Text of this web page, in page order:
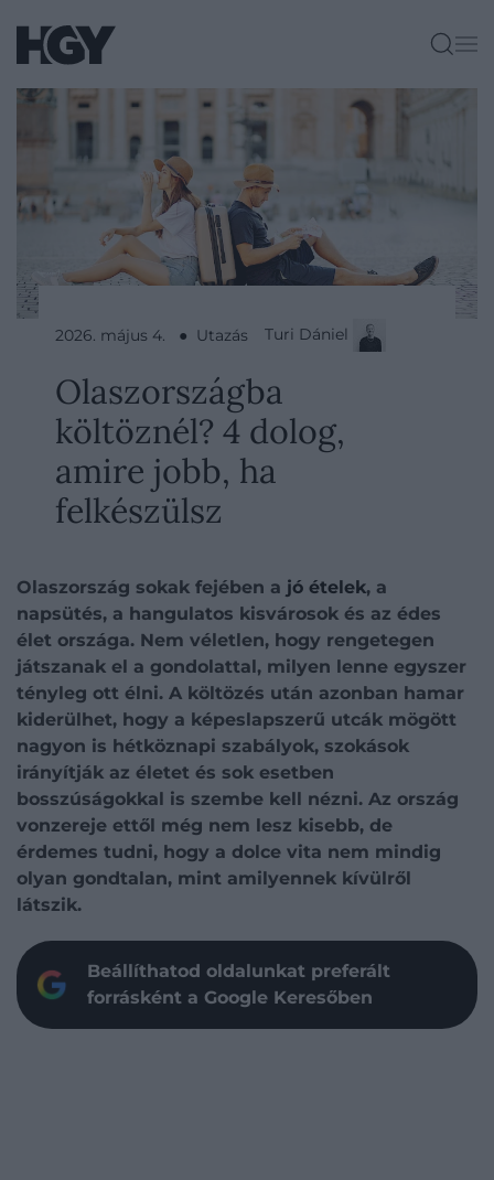
2026. május 4. ● Utazás Turi Dániel
Olaszországba
költöznél? 4 dolog,
amire jobb, ha
felkészülsz
Olaszország sokak fejében a jó ételek, a
napsütés, a hangulatos kisvárosok és az édes
élet országa. Nem véletlen, hogy rengetegen
játszanak el a gondolattal, milyen lenne egyszer
tényleg ott élni. A költözés után azonban hamar
kiderülhet, hogy a képeslapszerű utcák mögött
nagyon is hétköznapi szabályok, szokások
irányítják az életet és sok esetben
bosszúságokkal is szembe kell nézni. Az ország
vonzereje ettől még nem lesz kisebb, de
érdemes tudni, hogy a dolce vita nem mindig
olyan gondtalan, mint amilyennek kívülről
látszik.
Beállíthatod oldalunkat preferált
forrásként a Google Keresőben